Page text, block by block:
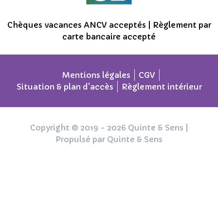
Chèques vacances ANCV acceptés | Règlement par
carte bancaire accepté
Mentions légales
CGV
Situation & plan d'accès
Règlement intérieur
Copyright © 2019 - 2026 Quinte & Sens |
Propulsé par Quinte & Sens